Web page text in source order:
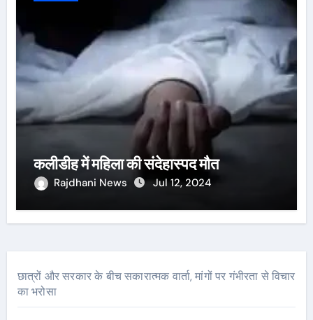
कलीडीह में महिला की संदेहास्पद मौत
Rajdhani News Jul 12, 2024
छात्रों और सरकार के बीच सकारात्मक वार्ता, मांगों पर गंभीरता से विचार
का भरोसा